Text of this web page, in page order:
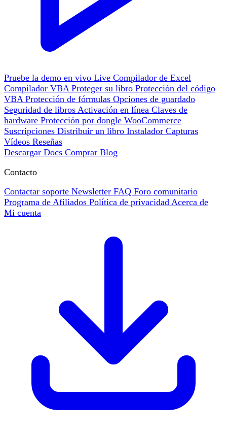
Pruebe la demo en vivo Live Compilador de Excel
Compilador VBA Proteger su libro Protección del código
VBA Protección de fórmulas Opciones de guardado
Seguridad de libros Activación en línea Claves de
hardware Protección por dongle WooCommerce
Suscripciones Distribuir un libro Instalador Capturas
Vídeos Reseñas
Descargar Docs Comprar Blog
Contacto
Contactar soporte Newsletter FAQ Foro comunitario
Programa de Afiliados Política de privacidad Acerca de
Mi cuenta